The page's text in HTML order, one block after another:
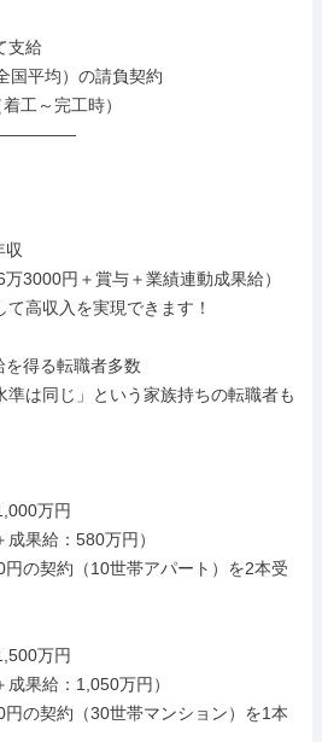
支給
国平均）の請負契約
収
3000円＋賞与＋業績連動成果給）
高収入を実現できます！
を得る転職者多数
は同じ」という家族持ちの転職者も
万円
万円